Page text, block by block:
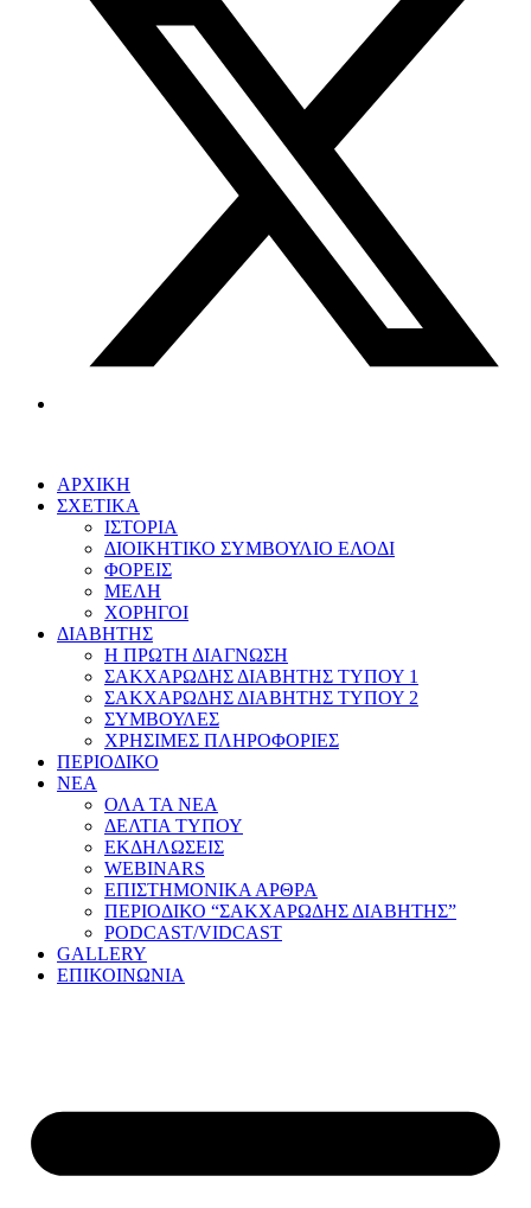
ΑΡΧΙΚΗ
ΣΧΕΤΙΚΑ
ΙΣΤΟΡΙΑ
ΔΙΟΙΚΗΤΙΚΟ ΣΥΜΒΟΥΛΙΟ ΕΛΟΔΙ
ΦΟΡΕΙΣ
ΜΕΛΗ
ΧΟΡΗΓΟΙ
ΔΙΑΒΗΤΗΣ
Η ΠΡΩΤΗ ΔΙΑΓΝΩΣΗ
ΣΑΚΧΑΡΩΔΗΣ ΔΙΑΒΗΤΗΣ ΤΥΠΟΥ 1
ΣΑΚΧΑΡΩΔΗΣ ΔΙΑΒΗΤΗΣ ΤΥΠΟΥ 2
ΣΥΜΒΟΥΛΕΣ
ΧΡΗΣΙΜΕΣ ΠΛΗΡΟΦΟΡΙΕΣ
ΠΕΡΙΟΔΙΚΟ
ΝΕΑ
ΟΛΑ ΤΑ ΝΕΑ
ΔΕΛΤΙΑ ΤΥΠΟΥ
ΕΚΔΗΛΩΣΕΙΣ
WEBINARS
ΕΠΙΣΤΗΜΟΝΙΚΑ ΑΡΘΡΑ
ΠΕΡΙΟΔΙΚΟ “ΣΑΚΧΑΡΩΔΗΣ ΔΙΑΒΗΤΗΣ”
PODCAST/VIDCAST
GALLERY
ΕΠΙΚΟΙΝΩΝΙΑ